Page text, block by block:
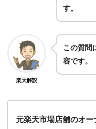
す。
楽天解説
この質問
容です。
元楽天市場店舗のオ